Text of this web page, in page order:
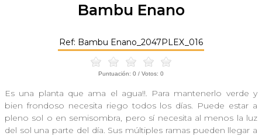
Bambu Enano
Ref: Bambu Enano_2047PLEX_016
Puntuación: 0 / Votos: 0
Es una planta que ama el agua!!. Para mantenerlo verde y
bien frondoso necesita riego todos los días. Puede estar a
pleno sol o en semisombra, pero sí necesita al menos la luz
del sol una parte del día. Sus múltiples ramas pueden llegar a